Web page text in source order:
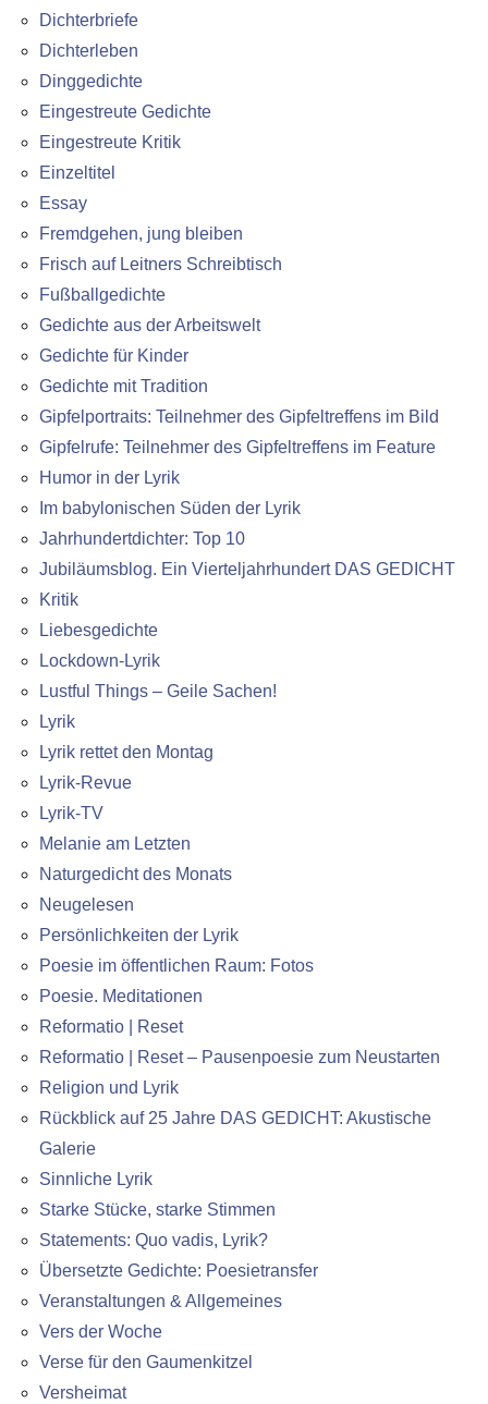
Dichterbriefe
Dichterleben
Dinggedichte
Eingestreute Gedichte
Eingestreute Kritik
Einzeltitel
Essay
Fremdgehen, jung bleiben
Frisch auf Leitners Schreibtisch
Fußballgedichte
Gedichte aus der Arbeitswelt
Gedichte für Kinder
Gedichte mit Tradition
Gipfelportraits: Teilnehmer des Gipfeltreffens im Bild
Gipfelrufe: Teilnehmer des Gipfeltreffens im Feature
Humor in der Lyrik
Im babylonischen Süden der Lyrik
Jahrhundertdichter: Top 10
Jubiläumsblog. Ein Vierteljahrhundert DAS GEDICHT
Kritik
Liebesgedichte
Lockdown-Lyrik
Lustful Things – Geile Sachen!
Lyrik
Lyrik rettet den Montag
Lyrik-Revue
Lyrik-TV
Melanie am Letzten
Naturgedicht des Monats
Neugelesen
Persönlichkeiten der Lyrik
Poesie im öffentlichen Raum: Fotos
Poesie. Meditationen
Reformatio | Reset
Reformatio | Reset – Pausenpoesie zum Neustarten
Religion und Lyrik
Rückblick auf 25 Jahre DAS GEDICHT: Akustische
Galerie
Sinnliche Lyrik
Starke Stücke, starke Stimmen
Statements: Quo vadis, Lyrik?
Übersetzte Gedichte: Poesietransfer
Veranstaltungen & Allgemeines
Vers der Woche
Verse für den Gaumenkitzel
Versheimat